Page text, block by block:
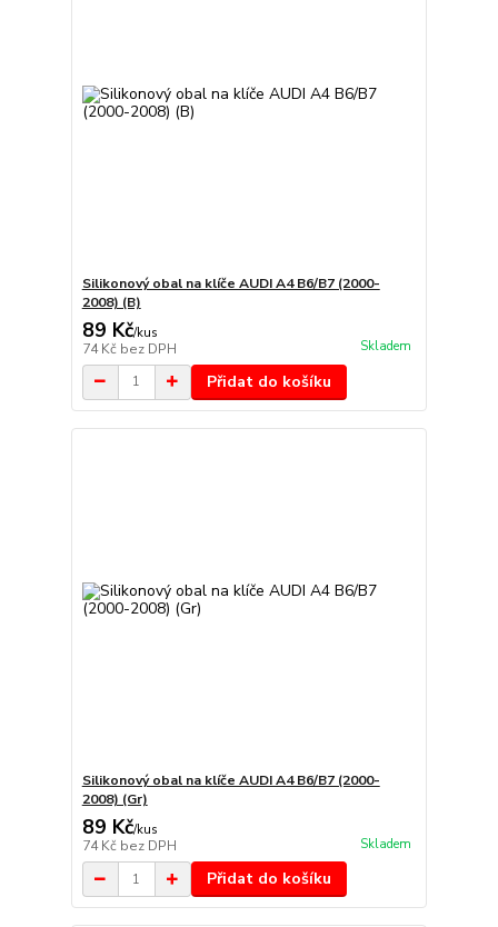
Silikonový obal na klíče AUDI A4 B6/B7 (2000-
2008) (B)
89 Kč/kus
74 Kč bez DPH Skladem
Přidat do košíku
Silikonový obal na klíče AUDI A4 B6/B7 (2000-
2008) (Gr)
89 Kč/kus
74 Kč bez DPH Skladem
Přidat do košíku